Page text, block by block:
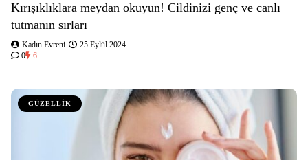
Kırışıklıklara meydan okuyun! Cildinizi genç ve canlı
tutmanın sırları
Kadın Evreni
25 Eylül 2024
0
6
GÜZELLİK